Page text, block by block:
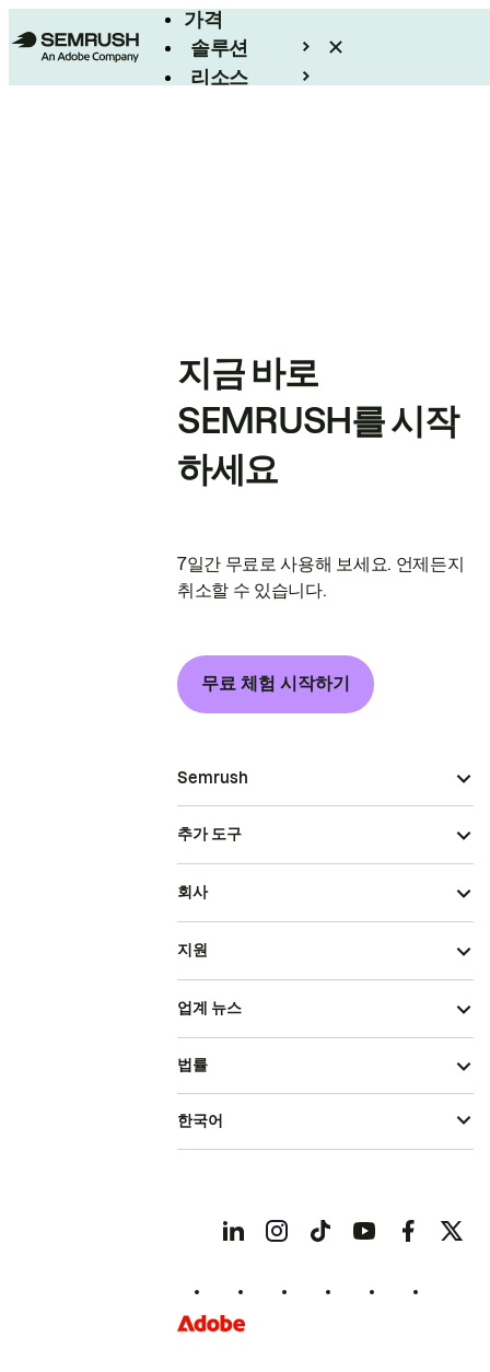
가격
솔루션
리소스
지금 바로
SEMRUSH를 시작
하세요
7일간 무료로 사용해 보세요. 언제든지
취소할 수 있습니다.
무료 체험 시작하기
Semrush
추가 도구
회사
지원
업계 뉴스
법률
한국어